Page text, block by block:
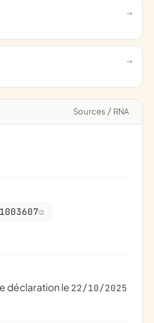
Sources / RNA
déclaration le 22/10/2025